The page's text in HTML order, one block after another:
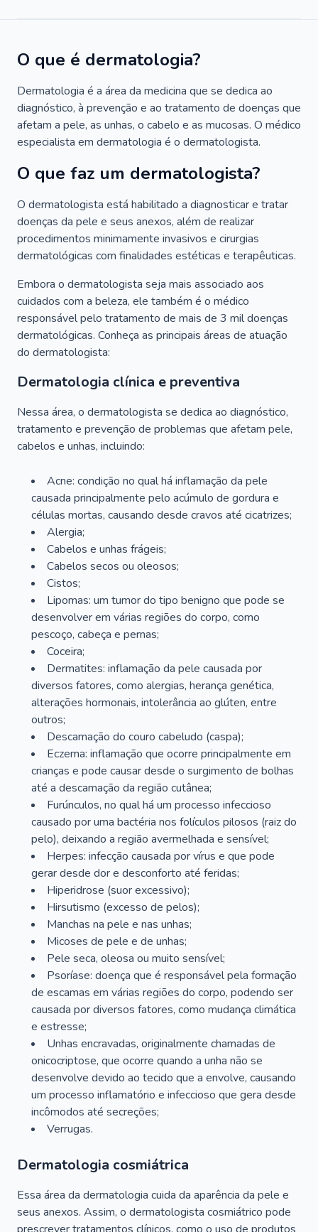
O que é dermatologia?
Dermatologia é a área da medicina que se dedica ao
diagnóstico, à prevenção e ao tratamento de doenças que
afetam a pele, as unhas, o cabelo e as mucosas. O médico
especialista em dermatologia é o dermatologista.
O que faz um dermatologista?
O dermatologista está habilitado a diagnosticar e tratar
doenças da pele e seus anexos, além de realizar
procedimentos minimamente invasivos e cirurgias
dermatológicas com finalidades estéticas e terapêuticas.
Embora o dermatologista seja mais associado aos
cuidados com a beleza, ele também é o médico
responsável pelo tratamento de mais de 3 mil doenças
dermatológicas. Conheça as principais áreas de atuação
do dermatologista:
Dermatologia clínica e preventiva
Nessa área, o dermatologista se dedica ao diagnóstico,
tratamento e prevenção de problemas que afetam pele,
cabelos e unhas, incluindo:
Acne: condição no qual há inflamação da pele
causada principalmente pelo acúmulo de gordura e
células mortas, causando desde cravos até cicatrizes;
Alergia;
Cabelos e unhas frágeis;
Cabelos secos ou oleosos;
Cistos;
Lipomas: um tumor do tipo benigno que pode se
desenvolver em várias regiões do corpo, como
pescoço, cabeça e pernas;
Coceira;
Dermatites: inflamação da pele causada por
diversos fatores, como alergias, herança genética,
alterações hormonais, intolerância ao glúten, entre
outros;
Descamação do couro cabeludo (caspa);
Eczema: inflamação que ocorre principalmente em
crianças e pode causar desde o surgimento de bolhas
até a descamação da região cutânea;
Furúnculos, no qual há um processo infeccioso
causado por uma bactéria nos folículos pilosos (raiz do
pelo), deixando a região avermelhada e sensível;
Herpes: infecção causada por vírus e que pode
gerar desde dor e desconforto até feridas;
Hiperidrose (suor excessivo);
Hirsutismo (excesso de pelos);
Manchas na pele e nas unhas;
Micoses de pele e de unhas;
Pele seca, oleosa ou muito sensível;
Psoríase: doença que é responsável pela formação
de escamas em várias regiões do corpo, podendo ser
causada por diversos fatores, como mudança climática
e estresse;
Unhas encravadas, originalmente chamadas de
onicocriptose, que ocorre quando a unha não se
desenvolve devido ao tecido que a envolve, causando
um processo inflamatório e infeccioso que gera desde
incômodos até secreções;
Verrugas.
Dermatologia cosmiátrica
Essa área da dermatologia cuida da aparência da pele e
seus anexos. Assim, o dermatologista cosmiátrico pode